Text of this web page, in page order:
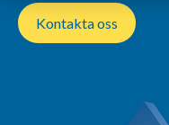
Kontakta oss